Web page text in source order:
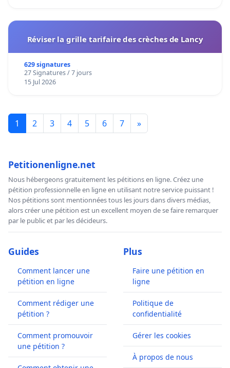
Réviser la grille tarifaire des crèches de Lancy
629 signatures
27 Signatures / 7 jours
15 Jul 2026
1 2 3 4 5 6 7 »
Petitionenligne.net
Nous hébergeons gratuitement les pétitions en ligne. Créez une
pétition professionnelle en ligne en utilisant notre service puissant !
Nos pétitions sont mentionnées tous les jours dans divers médias,
alors créer une pétition est un excellent moyen de se faire remarquer
par le public et par les décideurs.
Guides
Comment lancer une
pétition en ligne
Comment rédiger une
pétition ?
Comment promouvoir
une pétition ?
Plus
Faire une pétition en
ligne
Politique de
confidentialité
Gérer les cookies
À propos de nous